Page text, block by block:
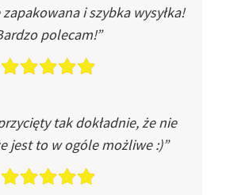
i szybka wysyłka!
polecam!”
tak dokładnie, że nie
jest to w ogóle możliwe :)”